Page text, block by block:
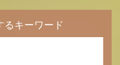
るキーワード